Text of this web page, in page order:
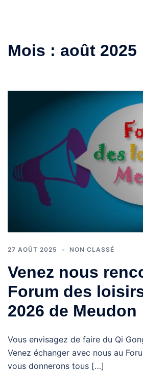
Mois : août 2025
27 AOÛT 2025 NON CLASSÉ
Venez nous
Forum des
2026 de Meudon
Vous envisagez de faire du Qi
Venez échanger avec nous au
vous donnerons tous […]